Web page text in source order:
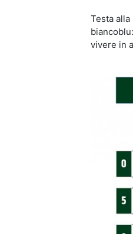
Testa
vivere in